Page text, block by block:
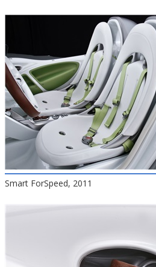
Smart ForSpeed, 2011